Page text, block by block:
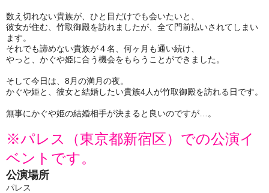
数え切れない貴族が、ひと目だけでも会いたいと、
彼女が住む、竹取御殿を訪れましたが、全て門前払いされてしまい
ます。
それでも諦めない貴族が４名、何ヶ月も通い続け、
やっと、かぐや姫に合う機会をもらうことができました。
そして今日は、8月の満月の夜。
かぐや姫と、彼女と結婚したい貴族4人が竹取御殿を訪れる日です。
無事にかぐや姫の結婚相手が決まると良いのですが…。
※パレス（東京都新宿区）での公演イ
ベントです。
公演場所
パレス